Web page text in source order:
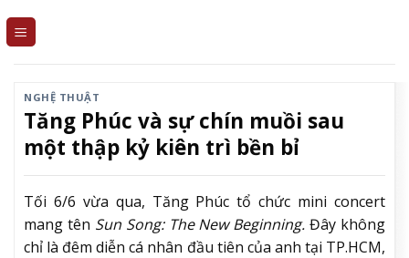
NGHỆ THUẬT
Tăng Phúc và sự chín muồi sau
một thập kỷ kiên trì bền bỉ
Tối 6/6 vừa qua, Tăng Phúc tổ chức mini concert
mang tên Sun Song: The New Beginning. Đây không
chỉ là đêm diễn cá nhân đầu tiên của anh tại TP.HCM,